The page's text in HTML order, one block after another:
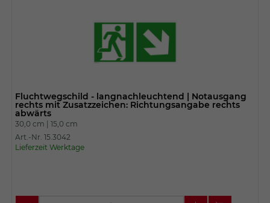
Fluchtwegschild - langnachleuchtend | Notausgang
rechts mit Zusatzzeichen: Richtungsangabe rechts
abwärts
30,0 cm | 15,0 cm
Art.-Nr. 15.3042
Lieferzeit Werktage